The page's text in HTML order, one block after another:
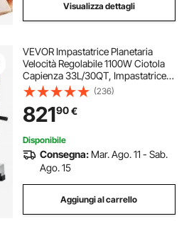
Visualizza dettagli
VEVOR Impastatrice Planetaria
Velocità Regolabile 1100W Ciotola
Capienza 33L/30QT, Impastatrice
Elettrica da Cucina Commerciale
Velocità 3 Modi 108/199/382
giri/min, Impastatrice 3 Ganci di
Ricambio
(236)
82190€
Disponibile
Consegna: Mar. Ago. 11 - Sab.
Ago. 15
Aggiungi al carrello